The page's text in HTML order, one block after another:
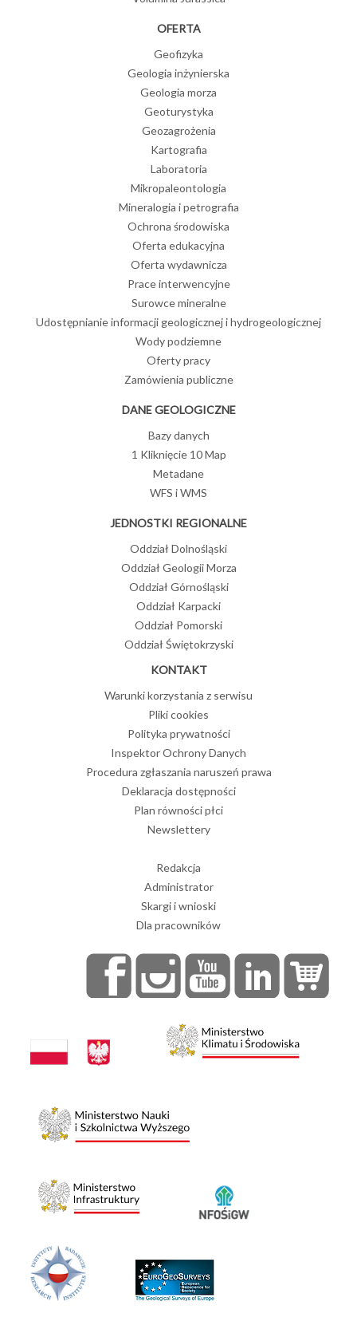
OFERTA
Geofizyka
Geologia inżynierska
Geologia morza
Geoturystyka
Geozagrożenia
Kartografia
Laboratoria
Mikropaleontologia
Mineralogia i petrografia
Ochrona środowiska
Oferta edukacyjna
Oferta wydawnicza
Prace interwencyjne
Surowce mineralne
Udostępnianie informacji geologicznej i hydrogeologicznej
Wody podziemne
Oferty pracy
Zamówienia publiczne
DANE GEOLOGICZNE
Bazy danych
1 Kliknięcie 10 Map
Metadane
WFS i WMS
JEDNOSTKI REGIONALNE
Oddział Dolnośląski
Oddział Geologii Morza
Oddział Górnośląski
Oddział Karpacki
Oddział Pomorski
Oddział Świętokrzyski
KONTAKT
Warunki korzystania z serwisu
Pliki cookies
Polityka prywatności
Inspektor Ochrony Danych
Procedura zgłaszania naruszeń prawa
Deklaracja dostępności
Plan równości płci
Newslettery
Redakcja
Administrator
Skargi i wnioski
Dla pracowników